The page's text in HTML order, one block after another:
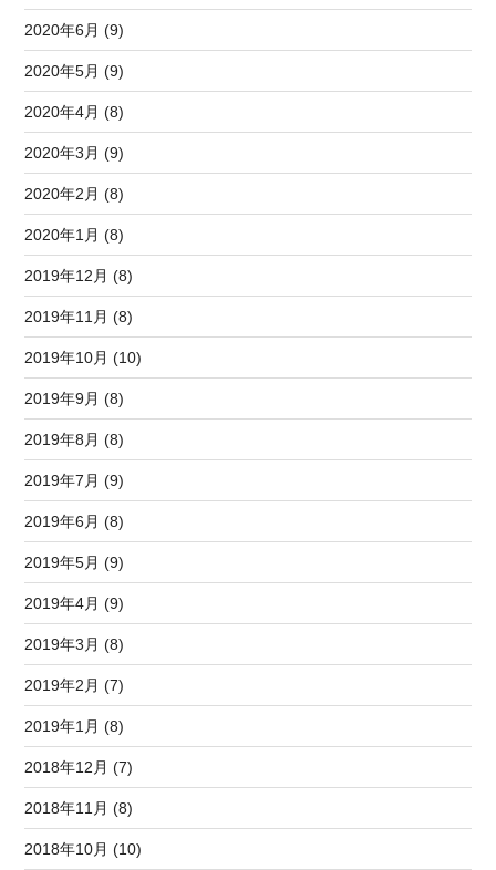
2020年6月 (9)
2020年5月 (9)
2020年4月 (8)
2020年3月 (9)
2020年2月 (8)
2020年1月 (8)
2019年12月 (8)
2019年11月 (8)
2019年10月 (10)
2019年9月 (8)
2019年8月 (8)
2019年7月 (9)
2019年6月 (8)
2019年5月 (9)
2019年4月 (9)
2019年3月 (8)
2019年2月 (7)
2019年1月 (8)
2018年12月 (7)
2018年11月 (8)
2018年10月 (10)